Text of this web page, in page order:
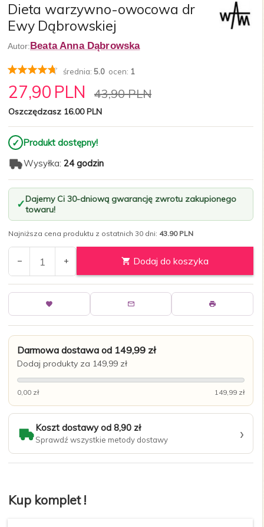
Dieta warzywno-owocowa dr
Ewy Dąbrowskiej
Autor:Beata Anna Dąbrowska
średnia: 5.0 ocen: 1
27,90 PLN 43,90 PLN
Oszczędzasz 16.00 PLN
✓ Produkt dostępny!
Wysyłka: 24 godzin
Dajemy Ci 30-dniową gwarancję zwrotu zakupionego
towaru!
Najniższa cena produktu z ostatnich 30 dni: 43.90 PLN
Dodaj do koszyka
Darmowa dostawa od 149,99 zł
Dodaj produkty za 149,99 zł
0,00 zł 149,99 zł
Koszt dostawy od 8,90 zł
Sprawdź wszystkie metody dostawy ›
Kup komplet !